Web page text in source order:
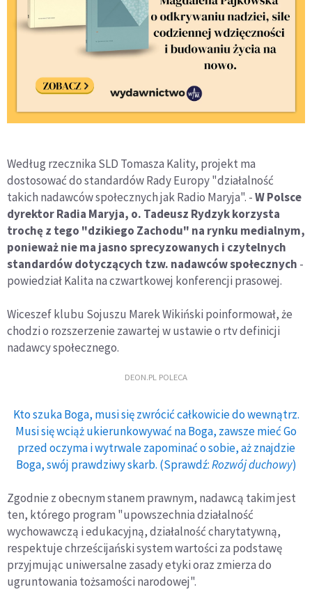
Według rzecznika SLD Tomasza Kality, projekt ma
dostosować do standardów Rady Europy "działalność
takich nadawców społecznych jak Radio Maryja". -W Polsce
dyrektor Radia Maryja, o. Tadeusz Rydzyk korzysta
trochę z tego "dzikiego Zachodu" na rynku medialnym,
ponieważ nie ma jasno sprecyzowanych i czytelnych
standardów dotyczących tzw. nadawców społecznych -
powiedział Kalita na czwartkowej konferencji prasowej.
Wiceszef klubu Sojuszu Marek Wikiński poinformował, że
chodzi o rozszerzenie zawartej w ustawie o rtv definicji
nadawcy społecznego.
DEON.PL POLECA
Kto szuka Boga, musi się zwrócić całkowicie do wewnątrz.
Musi się wciąż ukierunkowywać na Boga, zawsze mieć Go
przed oczyma i wytrwale zapominać o sobie, aż znajdzie
Boga, swój prawdziwy skarb. (Sprawdź:Rozwój duchowy)
Zgodnie z obecnym stanem prawnym, nadawcą takim jest
ten, którego program "upowszechnia działalność
wychowawczą i edukacyjną, działalność charytatywną,
respektuje chrześcijański system wartości za podstawę
przyjmując uniwersalne zasady etyki oraz zmierza do
ugruntowania tożsamości narodowej".